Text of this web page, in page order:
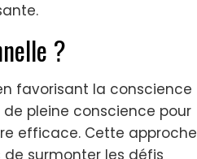
?
favorisant la conscience
pleine conscience pour
efficace. Cette approche